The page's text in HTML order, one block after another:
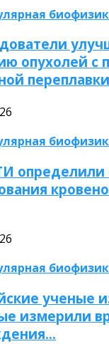
опухолей с
определили
ученые
измерили